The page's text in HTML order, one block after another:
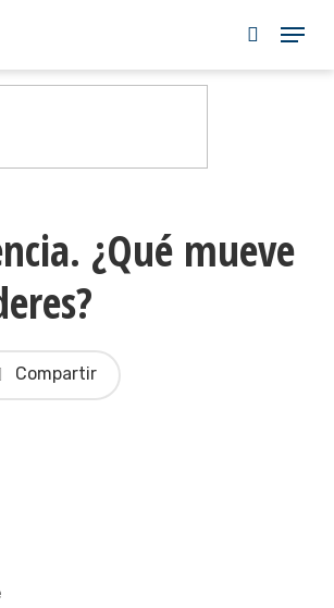
¿Qué mueve
Compartir